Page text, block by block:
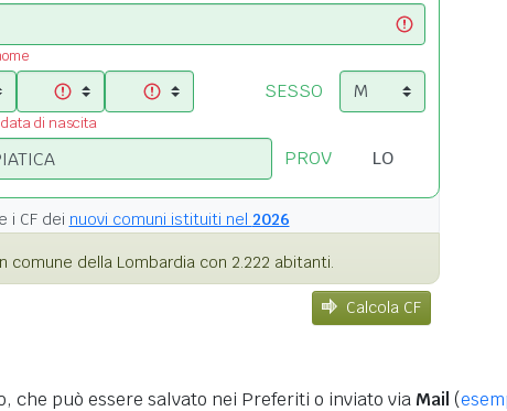
di nascita
SESSO
PROV
i CF dei nuovi comuni istituiti nel 2026
comune della Lombardia con 2.222 abitanti.
Calcola CF
che può essere salvato nei Preferiti o inviato via Mail (